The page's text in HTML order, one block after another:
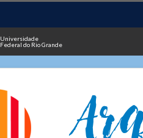
Universidade
Federal do Rio Grande